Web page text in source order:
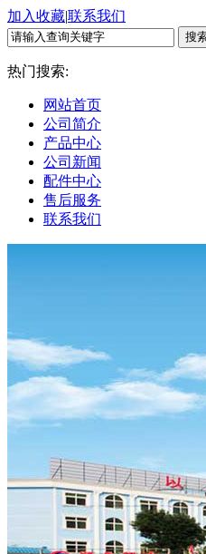
加入收藏|联系我们
热门搜索:
网站首页
公司简介
产品中心
公司新闻
配件中心
售后服务
联系我们